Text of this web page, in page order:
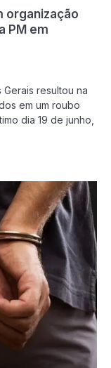
organização
PM em
resultou na
em um roubo
dia 19 de junho,